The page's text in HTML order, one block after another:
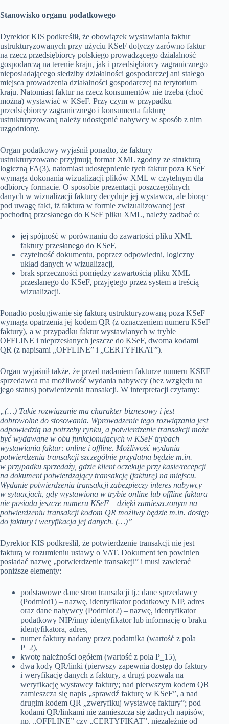
Stanowisko organu podatkowego
Dyrektor KIS podkreślił, że obowiązek wystawiania faktur
ustrukturyzowanych przy użyciu KSeF dotyczy zarówno faktur
na rzecz przedsiębiorcy polskiego prowadzącego działalność
gospodarczą na terenie kraju, jak i przedsiębiorcy zagranicznego
nieposiadającego siedziby działalności gospodarczej ani stałego
miejsca prowadzenia działalności gospodarczej na terytorium
kraju. Natomiast faktur na rzecz konsumentów nie trzeba (choć
można) wystawiać w KSeF. Przy czym w przypadku
przedsiębiorcy zagranicznego i konsumenta fakturę
ustrukturyzowaną należy udostępnić nabywcy w sposób z nim
uzgodniony.
Organ podatkowy wyjaśnił ponadto, że faktury
ustrukturyzowane przyjmują format XML zgodny ze strukturą
logiczną FA(3), natomiast udostępnienie tych faktur poza KSeF
wymaga dokonania wizualizacji plików XML w czytelnym dla
odbiorcy formacie. O sposobie prezentacji poszczególnych
danych w wizualizacji faktury decyduje jej wystawca, ale biorąc
pod uwagę fakt, iż faktura w formie zwizualizowanej jest
pochodną przesłanego do KSeF pliku XML, należy zadbać o:
jej spójność w porównaniu do zawartości pliku XML
faktury przesłanego do KSeF,
czytelność dokumentu, poprzez odpowiedni, logiczny
układ danych w wizualizacji,
brak sprzeczności pomiędzy zawartością pliku XML
przesłanego do KSeF, przyjętego przez system a treścią
wizualizacji.
Ponadto posługiwanie się fakturą ustrukturyzowaną poza KSeF
wymaga opatrzenia jej kodem QR (z oznaczeniem numeru KSeF
faktury), a w przypadku faktur wystawianych w trybie
OFFLINE i nieprzesłanych jeszcze do KSeF, dwoma kodami
QR (z napisami „OFFLINE” i „CERTYFIKAT”).
Organ wyjaśnił także, że przed nadaniem fakturze numeru KSEF
sprzedawca ma możliwość wydania nabywcy (bez względu na
jego status) potwierdzenia transakcji. W interpretacji czytamy:
„(…) Takie rozwiązanie ma charakter biznesowy i jest
dobrowolne do stosowania. Wprowadzenie tego rozwiązania jest
odpowiedzią na potrzeby rynku, a potwierdzenie transakcji może
być wydawane w obu funkcjonujących w KSeF trybach
wystawiania faktur: online i offline. Możliwość wydania
potwierdzenia transakcji szczególnie przydatna będzie m.in.
w przypadku sprzedaży, gdzie klient oczekuje przy kasie/recepcji
na dokument potwierdzający transakcję (fakturę) na miejscu.
Wydanie potwierdzenia transakcji zabezpieczy interes nabywcy
w sytuacjach, gdy wystawiona w trybie online lub offline faktura
nie posiada jeszcze numeru KSeF – dzięki zamieszczonym na
potwierdzeniu transakcji kodom QR możliwy będzie m.in. dostęp
do faktury i weryfikacja jej danych. (…)”
Dyrektor KIS podkreślił, że potwierdzenie transakcji nie jest
fakturą w rozumieniu ustawy o VAT. Dokument ten powinien
posiadać nazwę „potwierdzenie transakcji” i musi zawierać
poniższe elementy:
podstawowe dane stron transakcji tj.: dane sprzedawcy
(Podmiot1) – nazwę, identyfikator podatkowy NIP, adres
oraz dane nabywcy (Podmiot2) – nazwę, identyfikator
podatkowy NIP/inny identyfikator lub informację o braku
identyfikatora, adres,
numer faktury nadany przez podatnika (wartość z pola
P_2),
kwotę należności ogółem (wartość z pola P_15),
dwa kody QR/linki (pierwszy zapewnia dostęp do faktury
i weryfikację danych z faktury, a drugi pozwala na
weryfikację wystawcy faktury; nad pierwszym kodem QR
zamieszcza się napis „sprawdź fakturę w KSeF”, a nad
drugim kodem QR „zweryfikuj wystawcę faktury”; pod
kodami QR/linkami nie zamieszcza się żadnych napisów,
np. „OFFLINE” czy „CERTYFIKAT”, niezależnie od